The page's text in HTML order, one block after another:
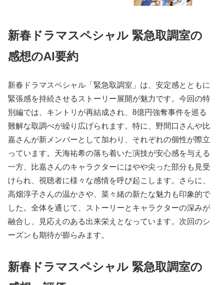
新春ドラマスペシャル 緊急取調室の
感想のAI要約
新春ドラマスペシャル「緊急取調室」は、安定感とともに
緊張感を持続させるストーリー展開が魅力です。今回の特
別編では、キントリが再結成され、8億円強奪事件を巡る
難解な取調べが繰り広げられます。特に、野間口さんや比
嘉さんが新メンバーとして加わり、それぞれの個性が際立
っています。天海祐希の落ち着いた演技が安心感を与える
一方、比嘉さんのキャラクターにはやや尖った部分も見受
けられ、視聴者に様々な感情を呼び起こします。さらに、
高畑淳子さんの温かさや、菜々緒の新たな魅力も印象的で
した。全体を通じて、ストーリーとキャラクターの深みが
融合し、見応えのある出来栄えとなっています。次回のシ
ーズンも期待が膨らみます。
新春ドラマスペシャル 緊急取調室の